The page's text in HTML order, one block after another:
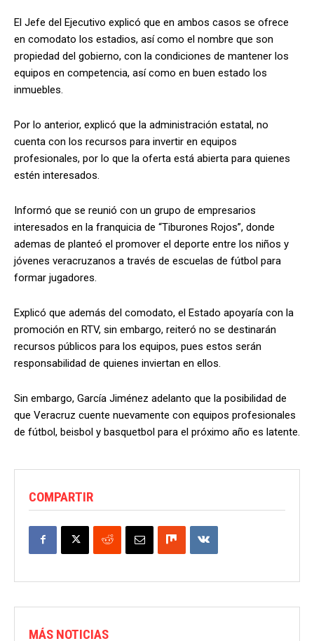
El Jefe del Ejecutivo explicó que en ambos casos se ofrece
en comodato los estadios, así como el nombre que son
propiedad del gobierno, con la condiciones de mantener los
equipos en competencia, así como en buen estado los
inmuebles.
Por lo anterior, explicó que la administración estatal, no
cuenta con los recursos para invertir en equipos
profesionales, por lo que la oferta está abierta para quienes
estén interesados.
Informó que se reunió con un grupo de empresarios
interesados en la franquicia de “Tiburones Rojos”, donde
ademas de planteó el promover el deporte entre los niños y
jóvenes veracruzanos a través de escuelas de fútbol para
formar jugadores.
Explicó que además del comodato, el Estado apoyaría con la
promoción en RTV, sin embargo, reiteró no se destinarán
recursos públicos para los equipos, pues estos serán
responsabilidad de quienes inviertan en ellos.
Sin embargo, García Jiménez adelanto que la posibilidad de
que Veracruz cuente nuevamente con equipos profesionales
de fútbol, beisbol y basquetbol para el próximo año es latente.
COMPARTIR
MÁS NOTICIAS